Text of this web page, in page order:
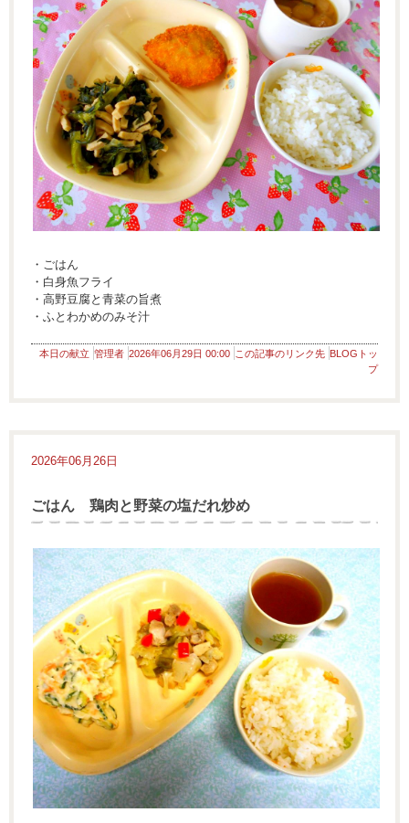
・ごはん
・白身魚フライ
・高野豆腐と青菜の旨煮
・ふとわかめのみそ汁
本日の献立 管理者 2026年06月29日 00:00 この記事のリンク先 BLOGトッ
プ
2026年06月26日
ごはん 鶏肉と野菜の塩だれ炒め